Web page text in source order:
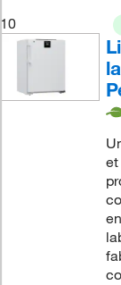
10
et